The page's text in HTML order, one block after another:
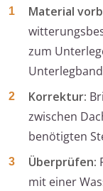
Material
zum
Korrektur:
zwischen
benötigten
Überprüfen:
mit einer